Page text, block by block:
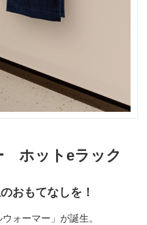
ホットeラック
おもてなしを！
ォーマー」が誕生。